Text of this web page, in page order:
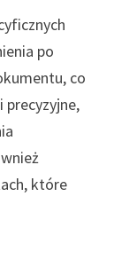
po
co
precyzyjne,
które